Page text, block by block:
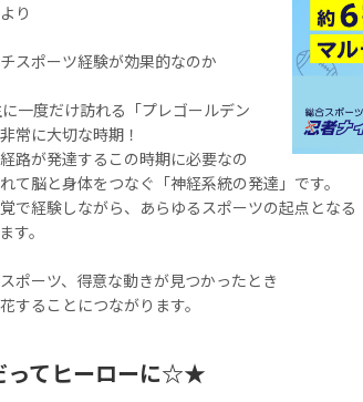
り
スポーツ経験が効果的なのか
一度だけ訪れる「プレゴールデン
常に大切な時期！
路が発達するこの時期に必要なの
て脳と身体をつなぐ「神経系統の発達」です。
で経験しながら、あらゆるスポーツの起点となる
す。
ポーツ、得意な動きが見つかったとき
することにつながります。
てヒーローに☆★